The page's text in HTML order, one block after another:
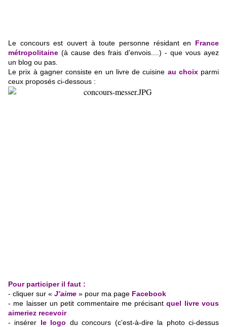
Le concours est ouvert à toute personne résidant en France
métropolitaine (à cause des frais d'envois....) - que vous ayez
un blog ou pas.
Le prix à gagner consiste en un livre de cuisine au choixparmi
ceux proposés ci-dessous :
Pour participer il faut :
- cliquer sur « J’aime » pour ma page Facebook
- me laisser un petit commentaire me précisantquel livre vous
aimeriez recevoir
- insérer le logo du concours (c'est-à-dire la photo ci-dessus